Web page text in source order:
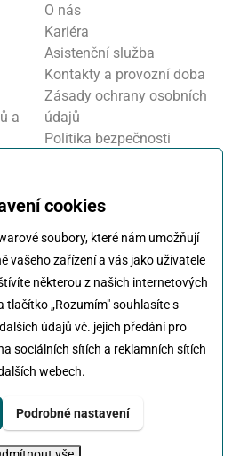
cookies
soubory, které nám umožňují
vašeho zařízení a vás jako uživatele
některou z našich internetových
tlačítko „Rozumím" souhlasíte s
údajů vč. jejich předání pro
sociálních sítích a reklamních sítích
webech.
Podrobné nastavení
a
O nás
Kariéra
Asistenční služba
Kontakty a provozní doba
Zásady ochrany osobních
údajů
Politika bezpečnosti
Oznamovací systém
Kola Klokočka - ukončení
provozu
každé cestě s vámi
, 161 00 Praha 6 - Řepy
e-mail:info@klokocka.cz